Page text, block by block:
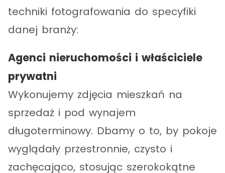
techniki fotografowania do specyfiki
danej branży:
Agenci nieruchomości i właściciele
prywatni
Wykonujemy zdjęcia mieszkań na
sprzedaż i pod wynajem
długoterminowy. Dbamy o to, by pokoje
wyglądały przestronnie, czysto i
zachęcająco, stosując szerokokątne